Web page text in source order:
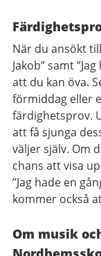
När du ansökt
Jakob” samt
att du kan öva.
förmiddag eller
färdighetsprov.
att få sjunga
väljer själv. Om
chans att visa
”Jag hade en
kommer också
Om musik